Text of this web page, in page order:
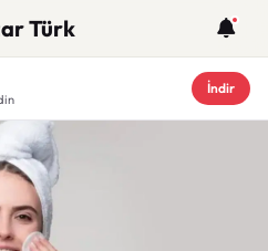
Türk
İndir